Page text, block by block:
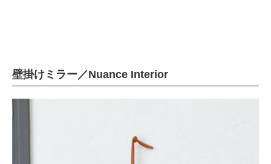
壁掛けミラー／Nuance Interior